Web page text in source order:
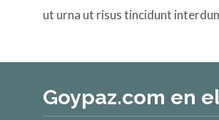
ut urna ut risus tincidunt
Goypaz.com en